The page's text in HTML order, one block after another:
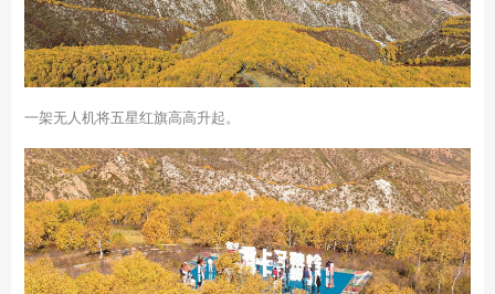
一架无人机将五星红旗高高升起。